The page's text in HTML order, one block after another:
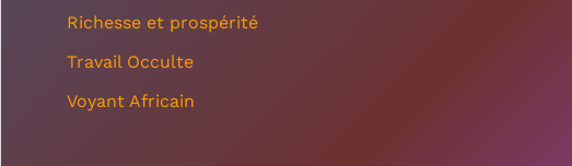
Richesse et prospérité
Travail Occulte
Voyant Africain